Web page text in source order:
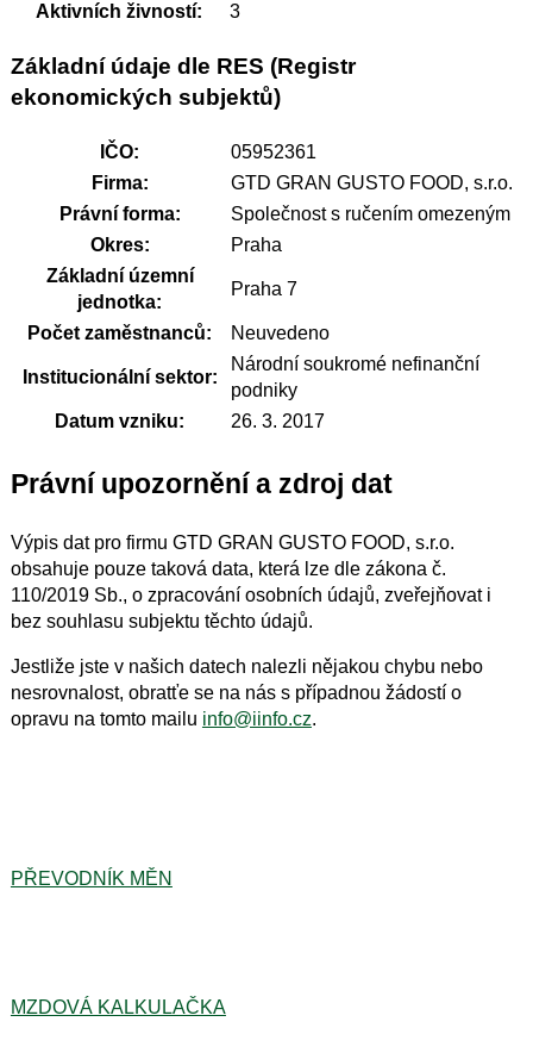
Aktivních živností:
3
Základní údaje dle RES (Registr
ekonomických subjektů)
IČO:
05952361
Firma:
GTD GRAN GUSTO FOOD, s.r.o.
Právní forma:
Společnost s ručením omezeným
Okres:
Praha
Základní územní
jednotka:
Praha 7
Počet zaměstnanců: Neuvedeno
Institucionální sektor:
Národní soukromé nefinanční
podniky
Datum vzniku:
26. 3. 2017
Právní upozornění a zdroj dat
Výpis dat pro firmu GTD GRAN GUSTO FOOD, s.r.o.
obsahuje pouze taková data, která lze dle zákona č.
110/2019 Sb., o zpracování osobních údajů, zveřejňovat i
bez souhlasu subjektu těchto údajů.
Jestliže jste v našich datech nalezli nějakou chybu nebo
nesrovnalost, obratťe se na nás s případnou žádostí o
opravu na tomto mailu info@iinfo.cz.
PŘEVODNÍK MĚN
MZDOVÁ KALKULAČKA